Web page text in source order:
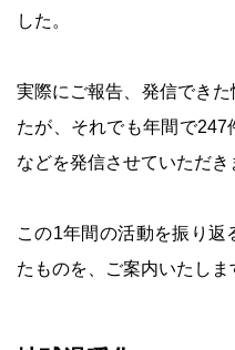
した。
実際にご報告、発信でき
たが、それでも年間で
などを発信させていただき
この1年間の活動を振り返
たものを、ご案内いたしま